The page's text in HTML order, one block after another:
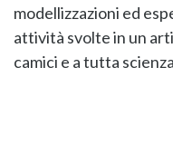
‌modellizzazioni‌ ‌ed‌
‌attività‌ ‌svolte‌ ‌in‌ ‌un‌
camici e a tutta